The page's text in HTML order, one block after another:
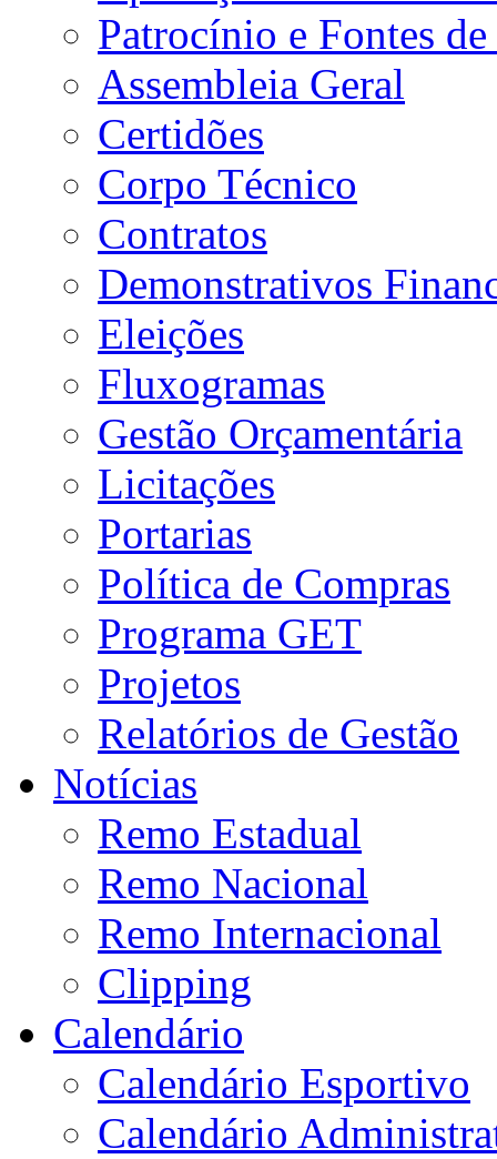
Patrocínio e Fontes de
Assembleia Geral
Certidões
Corpo Técnico
Contratos
Demonstrativos
Eleições
Fluxogramas
Gestão Orçamentária
Licitações
Portarias
Política de Compras
Programa GET
Projetos
Relatórios de Gestão
Notícias
Remo Estadual
Remo Nacional
Remo Internacional
Clipping
Calendário
Calendário Esportivo
Calendário